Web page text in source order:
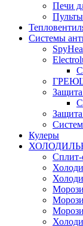
Печи
Системы
Защита
Кулеры
Сплит-